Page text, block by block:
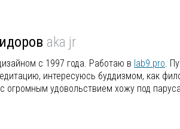
aka jr
с 1997 года. Работаю в lab9.pro.
интересуюсь буддизмом, как
огромным удовольствием хожу под